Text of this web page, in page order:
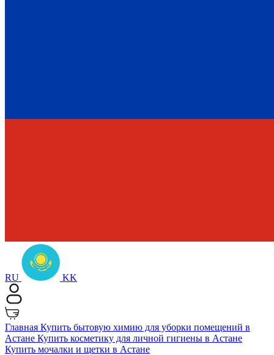
RU KK
Главная Купить бытовую химию для уборки помещений в
Астане Купить косметику для личной гигиены в Астане
Купить мочалки и щетки в Астане